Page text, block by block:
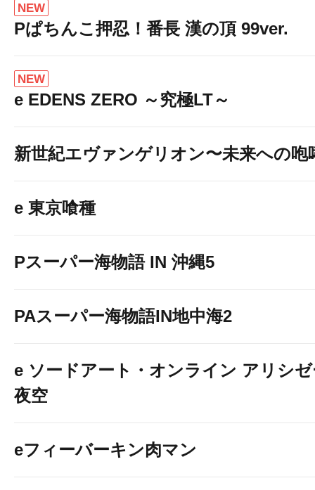
NEW
Pぱちんこ押忍！番長 漢の頂 99ver.
NEW
e EDENS ZERO ～究極LT～
新世紀エヴァンゲリオン〜未来への咆
e 東京喰種
Pスーパー海物語 IN 沖縄5
PAスーパー海物語IN地中海2
e ソードアート・オンライン アリシ
夜空
eフィーバーキン肉マン